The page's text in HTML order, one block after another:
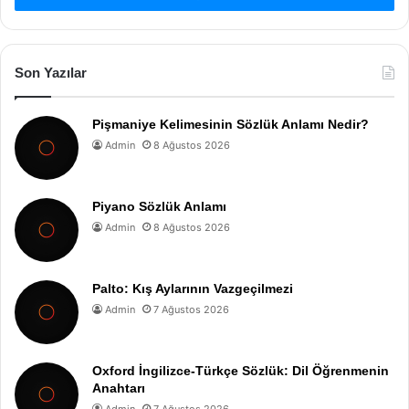
Son Yazılar
Pişmaniye Kelimesinin Sözlük Anlamı Nedir?
Admin 8 Ağustos 2026
Piyano Sözlük Anlamı
Admin 8 Ağustos 2026
Palto: Kış Aylarının Vazgeçilmezi
Admin 7 Ağustos 2026
Oxford İngilizce-Türkçe Sözlük: Dil Öğrenmenin
Anahtarı